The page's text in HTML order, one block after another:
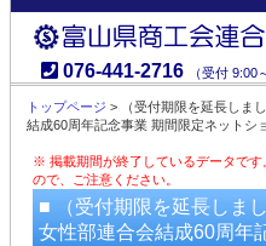
富山県商工会連合会
076-441-2716 （受付 9:00
トップページ > （受付期限を延長しま
結成60周年記念事業 期間限定ネットシ
※ 掲載期間が終了しているデータで
ので、ご注意ください。
■ （受付期限を延長しま
女性部連合会結成60周年